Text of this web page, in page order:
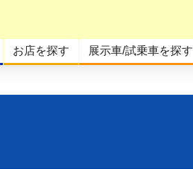
お店を探す 展示車/試乗車を探す